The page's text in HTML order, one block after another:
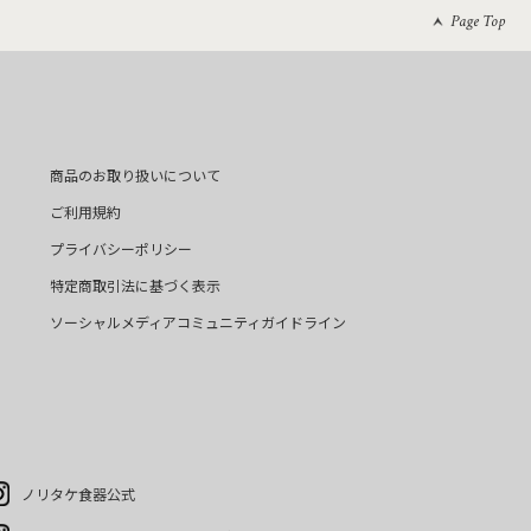
Page Top
商品のお取り扱いについて
ご利用規約
プライバシーポリシー
特定商取引法に基づく表示
ソーシャルメディアコミュニティガイドライン
ノリタケ食器公式